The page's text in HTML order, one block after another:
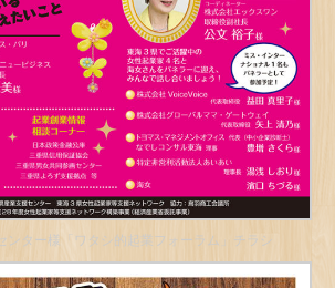
ンター様「ワタシ的起業フォーラム」チラシ